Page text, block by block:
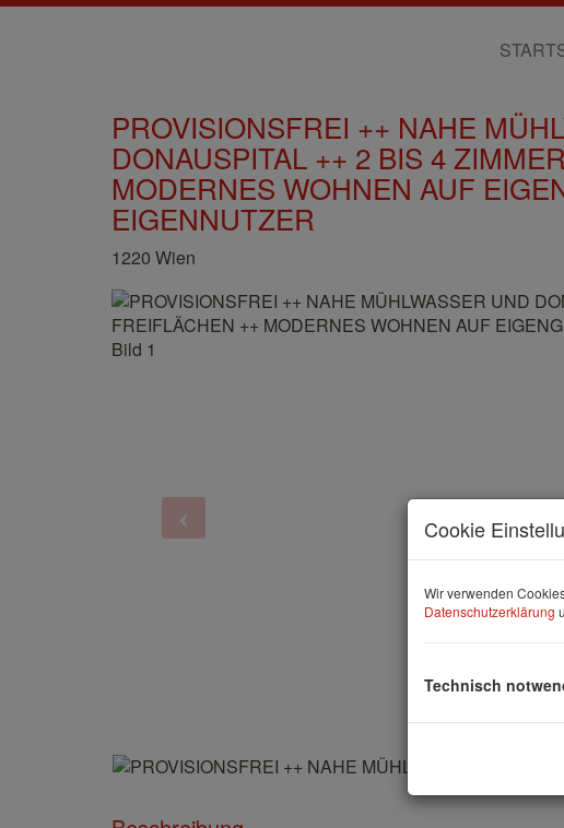
PROVISIONSFREI ++ NAHE
DONAUSPITAL ++ 2 BIS 4
MODERNES WOHNEN AUF
EIGENNUTZER
1220 Wien
Cookie
Wir verwenden
Datenschutzerklärung
Technisch